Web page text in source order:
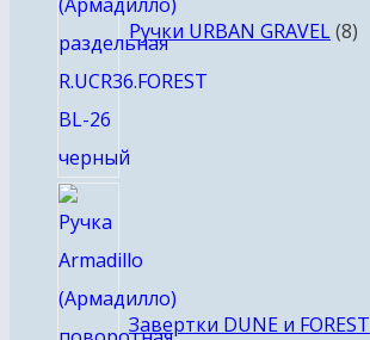
Ручки URBAN GRAVEL 8
Завертки DUNE и FOREST